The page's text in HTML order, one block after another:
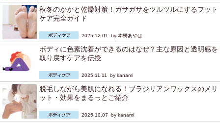
秋冬のかかと乾燥対策！ガサガサをツルツルにするフット
ケア完全ガイド
2025.12.01 by 本橋あやは
ボディに色素沈着ができるのはなぜ？主な原因と透明感を
取り戻すケアを伝授
2025.11.11 by kanami
脱毛しながら美肌になれる！ブラジリアンワックスのメリ
ット・効果をまるっとご紹介
2025.10.07 by kanami